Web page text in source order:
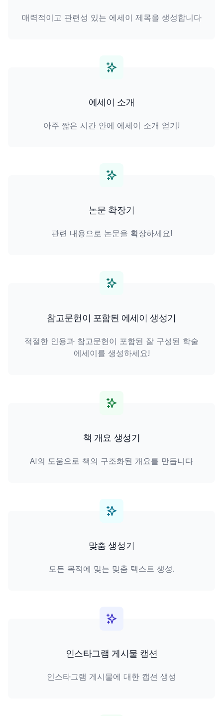
매력적이고 관련성 있는 에세이 제목을 생성합니다
에세이 소개
아주 짧은 시간 안에 에세이 소개 얻기!
논문 확장기
관련 내용으로 논문을 확장하세요!
참고문헌이 포함된 에세이 생성기
적절한 인용과 참고문헌이 포함된 잘 구성된 학술
에세이를 생성하세요!
책 개요 생성기
AI의 도움으로 책의 구조화된 개요를 만듭니다
맞춤 생성기
모든 목적에 맞는 맞춤 텍스트 생성.
인스타그램 게시물 캡션
인스타그램 게시물에 대한 캡션 생성